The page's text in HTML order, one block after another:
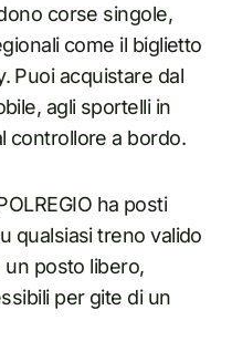
corse singole,
come il biglietto
Puoi acquistare dal
agli sportelli in
controllore a bordo.
ha posti
qualsiasi treno valido
posto libero,
per gite di un